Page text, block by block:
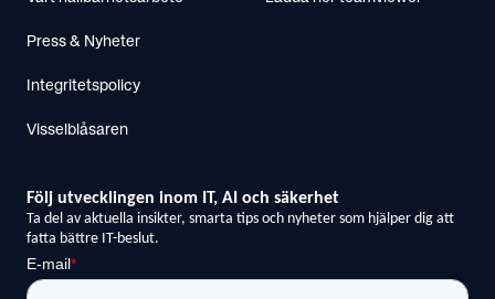
Press & Nyheter
Integritetspolicy
Visselblåsaren